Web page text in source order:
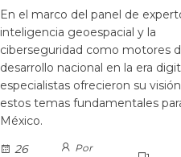
En el marco del panel de
inteligencia geoespacial y la
ciberseguridad como motores
desarrollo nacional en la era
especialistas ofrecieron su
estos temas fundamentales
México.
26
Por